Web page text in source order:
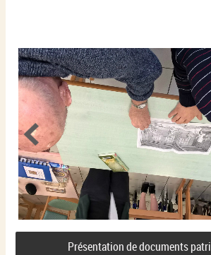
Présentation de documents